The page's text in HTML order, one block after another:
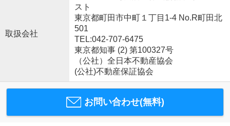
取扱会社
スト
東京都町田市中町１丁目1-4 No.R町田北
501
TEL:042-707-6475
東京都知事 (2) 第100327号
（公社）全日本不動産協会
(公社)不動産保証協会
お問い合わせ(無料)